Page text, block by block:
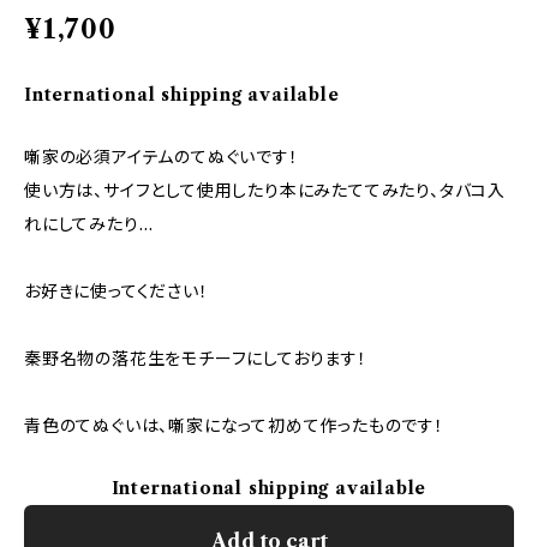
¥1,700
International shipping available
噺家の必須アイテムのてぬぐいです！
使い方は、サイフとして使用したり本にみたててみたり、タバコ入
れにしてみたり…
お好きに使ってください！
秦野名物の落花生をモチーフにしております！
青色のてぬぐいは、噺家になって初めて作ったものです！
International shipping available
Add to cart